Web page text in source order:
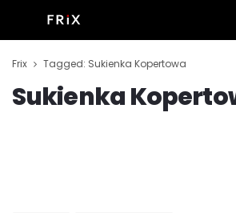
Frix Tagged: Sukienka Kopertowa
Sukienka